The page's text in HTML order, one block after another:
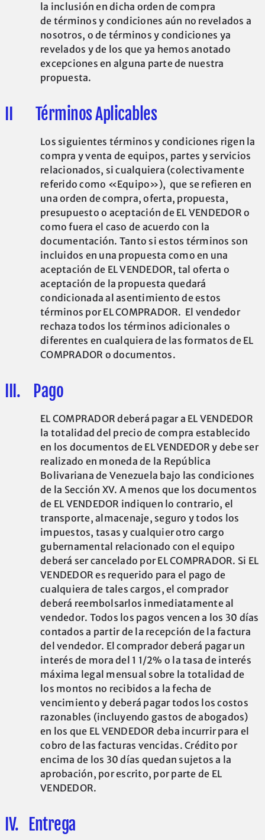
la inclusión en dicha orden de compra
de términos y condiciones aún no revelados a
nosotros, o de términos y condiciones ya
revelados y de los que ya hemos anotado
excepciones en alguna parte de nuestra
propuesta.
II Términos Aplicables
Los siguientes términos y condiciones rigen la
compra y venta de equipos, partes y servicios
relacionados, si cualquiera (colectivamente
referido como «Equipo»), que se refieren en
una orden de compra, oferta, propuesta,
presupuesto o aceptación de EL VENDEDOR o
como fuera el caso de acuerdo con la
documentación. Tanto si estos términos son
incluidos en una propuesta como en una
aceptación de EL VENDEDOR, tal oferta o
aceptación de la propuesta quedará
condicionada al asentimiento de estos
términos por EL COMPRADOR. El vendedor
rechaza todos los términos adicionales o
diferentes en cualquiera de las formatos de EL
COMPRADOR o documentos.
III. Pago
EL COMPRADOR deberá pagar a EL VENDEDOR
la totalidad del precio de compra establecido
en los documentos de EL VENDEDOR y debe ser
realizado en moneda de la República
Bolivariana de Venezuela bajo las condiciones
de la Sección XV. A menos que los documentos
de EL VENDEDOR indiquen lo contrario, el
transporte, almacenaje, seguro y todos los
impuestos, tasas y cualquier otro cargo
gubernamental relacionado con el equipo
deberá ser cancelado por EL COMPRADOR. Si EL
VENDEDOR es requerido para el pago de
cualquiera de tales cargos, el comprador
deberá reembolsarlos inmediatamente al
vendedor. Todos los pagos vencen a los 30 días
contados a partir de la recepción de la factura
del vendedor. El comprador deberá pagar un
interés de mora del 1 1/2% o la tasa de interés
máxima legal mensual sobre la totalidad de
los montos no recibidos a la fecha de
vencimiento y deberá pagar todos los costos
razonables (incluyendo gastos de abogados)
en los que EL VENDEDOR deba incurrir para el
cobro de las facturas vencidas. Crédito por
encima de los 30 días quedan sujetos a la
aprobación, por escrito, por parte de EL
VENDEDOR.
IV. Entrega